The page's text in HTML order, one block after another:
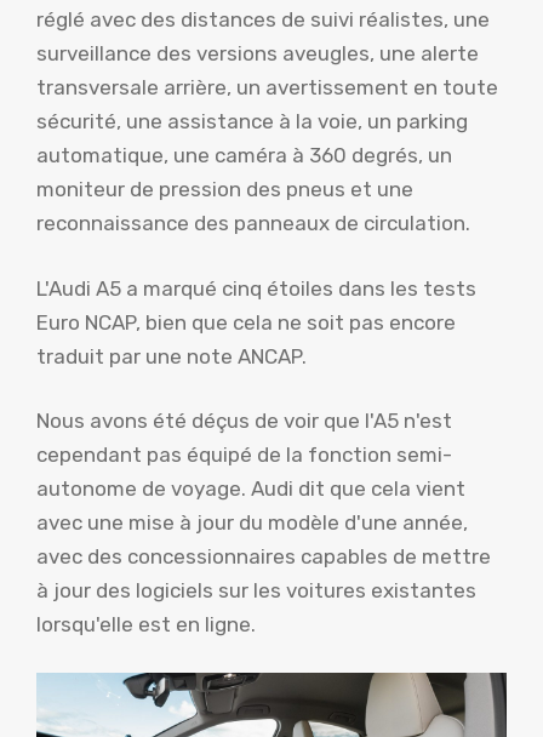
réglé avec des distances de suivi réalistes, une
surveillance des versions aveugles, une alerte
transversale arrière, un avertissement en toute
sécurité, une assistance à la voie, un parking
automatique, une caméra à 360 degrés, un
moniteur de pression des pneus et une
reconnaissance des panneaux de circulation.
L'Audi A5 a marqué cinq étoiles dans les tests
Euro NCAP, bien que cela ne soit pas encore
traduit par une note ANCAP.
Nous avons été déçus de voir que l'A5 n'est
cependant pas équipé de la fonction semi-
autonome de voyage. Audi dit que cela vient
avec une mise à jour du modèle d'une année,
avec des concessionnaires capables de mettre
à jour des logiciels sur les voitures existantes
lorsqu'elle est en ligne.